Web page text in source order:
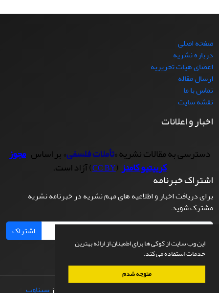
این وب سایت از کوکی ها برای اطمینان از ارائه بهترین
خدمات استفاده می کند.
متوجه شدم
صفحه اصلی
درباره نشریه
اعضای هیات تحریریه
ارسال مقاله
تماس با ما
نقشه سایت
اخبار و اعلانات
دسترسی به مقالات نشریه «تأملات فلسفی» بر اساس مجوز
کرییتیو کامنز(
CC BY) آزاد است.
اشتراک خبرنامه
برای دریافت اخبار و اطلاعیه های مهم نشریه در خبرنامه نشریه
مشترک شوید.
اشتراک
طراحی و پیاده سازی از سیناوب